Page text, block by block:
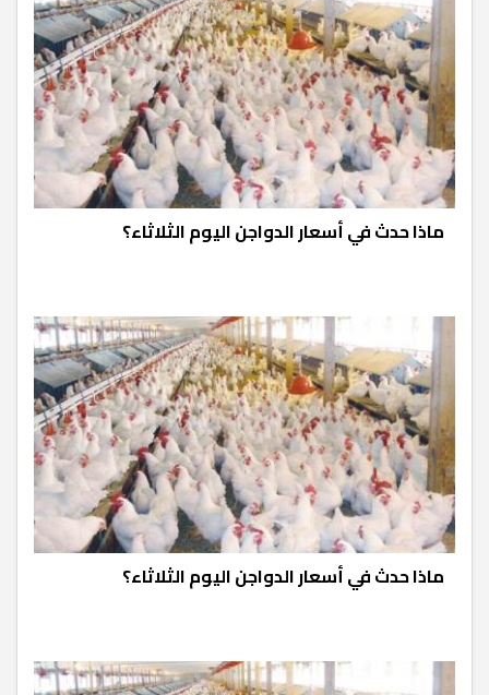
ماذا حدث في أسعار الدواجن اليوم الثلاثاء؟
ماذا حدث في أسعار الدواجن اليوم الثلاثاء؟